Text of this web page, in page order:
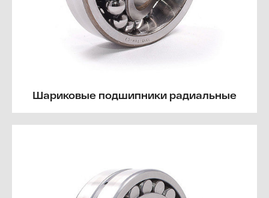
Шариковые подшипники радиальные